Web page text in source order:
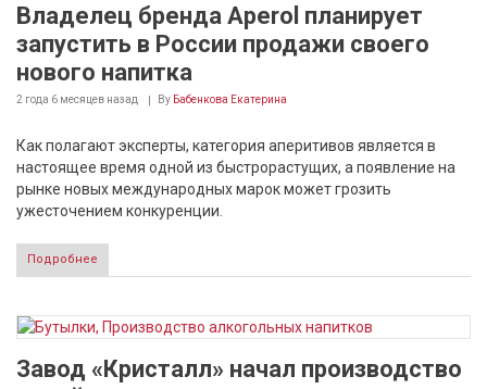
Владелец бренда Aperol планирует
запустить в России продажи своего
нового напитка
2 года 6 месяцев назад By Бабенкова Екатерина
Как полагают эксперты, категория аперитивов является в
настоящее время одной из быстрорастущих, а появление на
рынке новых международных марок может грозить
ужесточением конкуренции.
Подробнее
Завод «Кристалл» начал производство